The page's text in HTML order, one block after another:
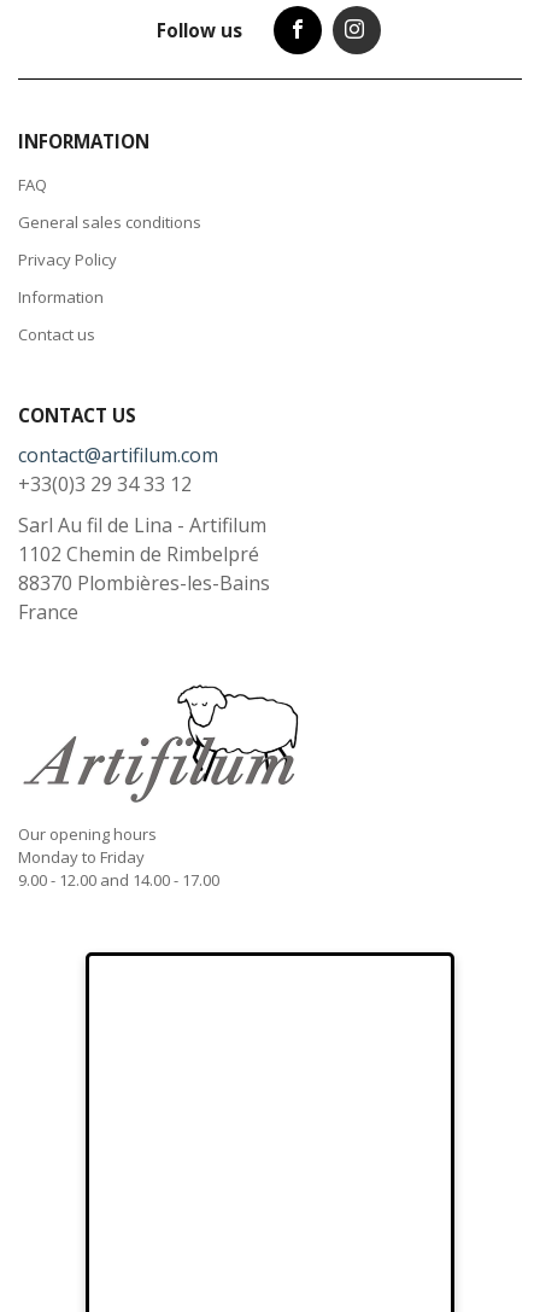
Follow us
INFORMATION
FAQ
General sales conditions
Privacy Policy
Information
Contact us
CONTACT US
contact@artifilum.com
+33(0)3 29 34 33 12
Sarl Au fil de Lina - Artifilum
1102 Chemin de Rimbelpré
88370 Plombières-les-Bains
France
Our opening hours
Monday to Friday
9.00 - 12.00 and 14.00 - 17.00